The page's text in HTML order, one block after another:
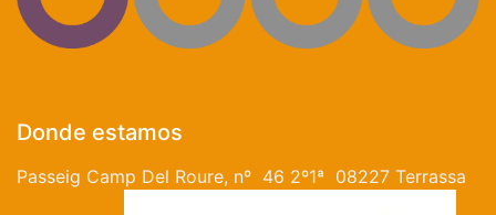
Donde estamos
Passeig Camp Del Roure, nº 46 2º1ª 08227 Terrassa